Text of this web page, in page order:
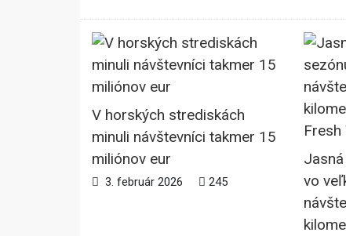
V horských strediskách
minuli návštevníci takmer 15
miliónov eur
3. február 2026 245
vo